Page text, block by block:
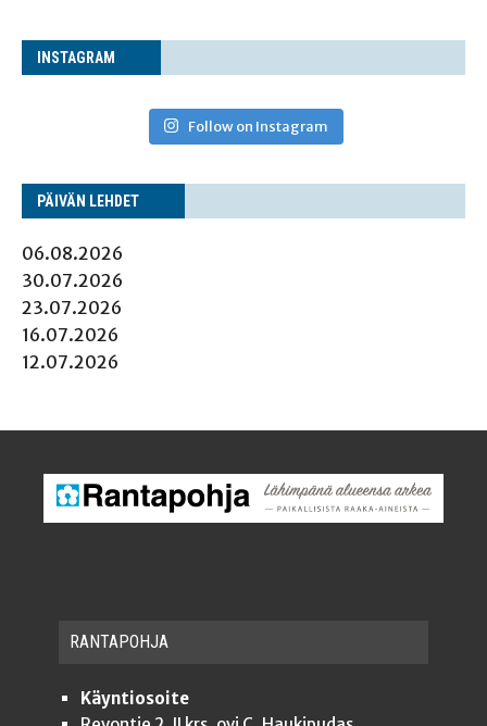
INS­TA­GRAM
Follow on Instagram
PÄI­VÄN LEHDET
06.08.2026
30.07.2026
23.07.2026
16.07.2026
12.07.2026
RAN­TA­POH­JA
Käyntiosoite